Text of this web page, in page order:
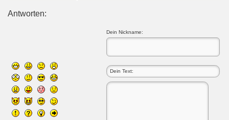
Antworten:
Dein Nickname: